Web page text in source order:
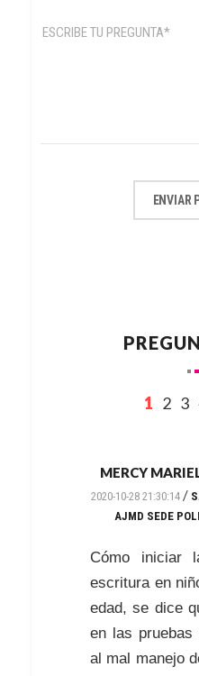
ENVIAR
1 2 3
MERCY
2020-10-28 21:30:14 /
AJMD SEDE
Cómo iniciar
escritura en
edad, se dice
en las
al mal manejo